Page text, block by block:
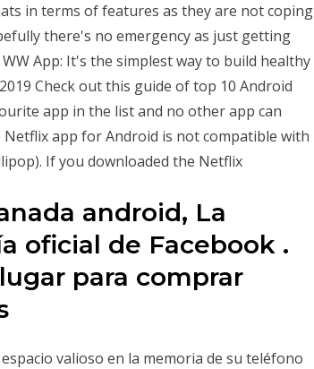
in terms of features as they are not coping
there's no emergency as just getting
App: It's the simplest way to build healthy
Check out this guide of top 10 Android
app in the list and no other app can
app for Android is not compatible with
If you downloaded the Netflix
android, La
oficial de Facebook .
para comprar
valioso en la memoria de su teléfono